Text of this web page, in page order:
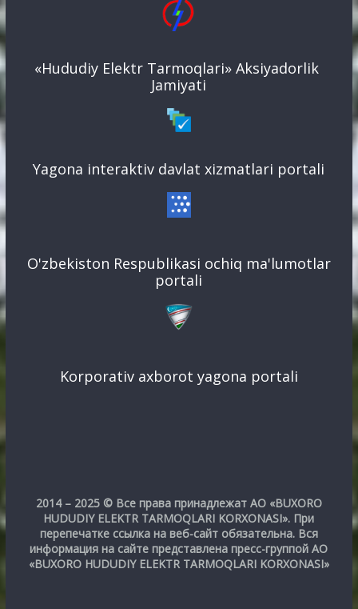
«Hududiy Elektr Tarmoqlari» Aksiyadorlik
Jamiyati
Yagona interaktiv davlat xizmatlari portali
O'zbekiston Respublikasi ochiq ma'lumotlar
portali
Korporativ axborot yagona portali
2014 – 2025 © Все права принадлежат АО «BUXORO
HUDUDIY ELEKTR TARMOQLARI KORXONASI». При
перепечатке ссылка на веб-сайт обязательна. Вся
информация на сайте представлена пресс-группой АО
«BUXORO HUDUDIY ELEKTR TARMOQLARI KORXONASI»